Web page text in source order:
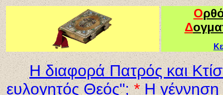
Ο
Δ
Η διαφορά Πατρός και
ευλογητός Θεός"; * Η γέννηση